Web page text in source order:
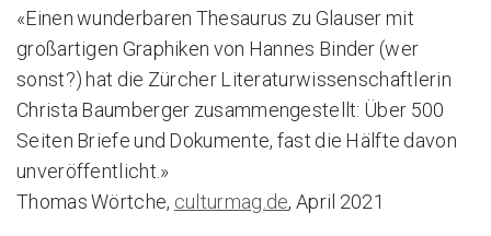
«Einen wunderbaren Thesaurus zu Glauser mit
großartigen Graphiken von Hannes Binder (wer
sonst?) hat die Zürcher Literaturwissenschaftlerin
Christa Baumberger zusammengestellt: Über 500
Seiten Briefe und Dokumente, fast die Hälfte davon
unveröffentlicht.»
Thomas Wörtche, culturmag.de, April 2021